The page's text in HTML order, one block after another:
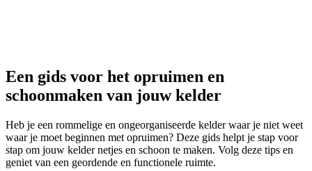
Een gids voor het opruimen en
schoonmaken van jouw kelder
Heb je een rommelige en ongeorganiseerde kelder waar je niet weet
waar je moet beginnen met opruimen? Deze gids helpt je stap voor
stap om jouw kelder netjes en schoon te maken. Volg deze tips en
geniet van een geordende en functionele ruimte.